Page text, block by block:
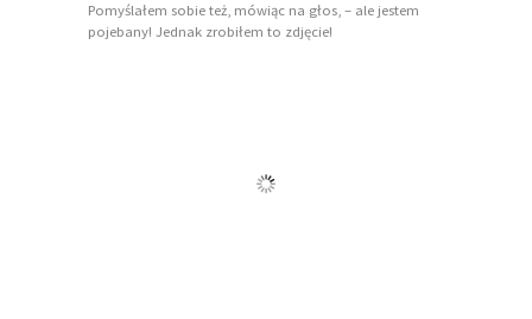
Pomyślałem sobie też, mówiąc na głos, – ale jestem
pojebany! Jednak zrobiłem to zdjęcie!